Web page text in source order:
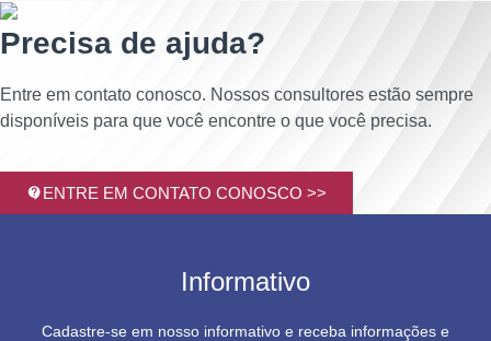
Precisa de ajuda?
Entre em contato conosco. Nossos consultores estão sempre
disponíveis para que você encontre o que você precisa.
ENTRE EM CONTATO CONOSCO >>
Informativo
Cadastre-se em nosso informativo e receba informações e